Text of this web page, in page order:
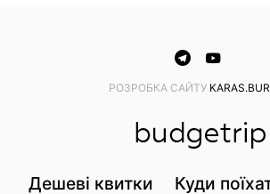
PОЗРОБКА САЙТУ
Дешеві квитки Куди